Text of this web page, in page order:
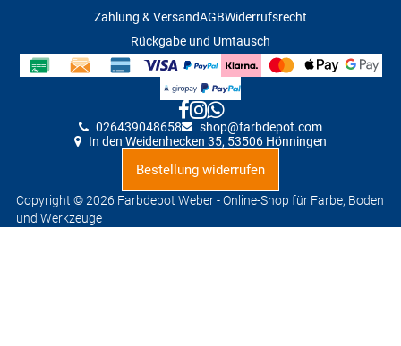
Zahlung & VersandAGBWiderrufsrecht
Rückgabe und Umtausch
026439048658 shop@farbdepot.com
In den Weidenhecken 35, 53506 Hönningen
Bestellung widerrufen
Copyright © 2026 Farbdepot Weber - Online-Shop für Farbe, Boden
und Werkzeuge